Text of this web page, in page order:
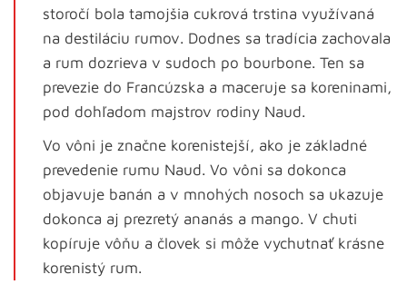
storočí bola tamojšia cukrová trstina využívaná
na destiláciu rumov. Dodnes sa tradícia zachovala
a rum dozrieva v sudoch po bourbone. Ten sa
prevezie do Francúzska a maceruje sa koreninami,
pod dohľadom majstrov rodiny Naud.
Vo vôni je značne korenistejší, ako je základné
prevedenie rumu Naud. Vo vôni sa dokonca
objavuje banán a v mnohých nosoch sa ukazuje
dokonca aj prezretý ananás a mango. V chuti
kopíruje vôňu a človek si môže vychutnať krásne
korenistý rum.